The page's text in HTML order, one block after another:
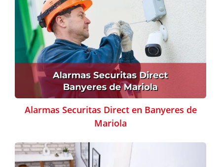
Alarmas Securitas Direct en Banyeres de
Mariola